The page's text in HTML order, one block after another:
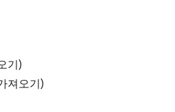
기)
져오기)